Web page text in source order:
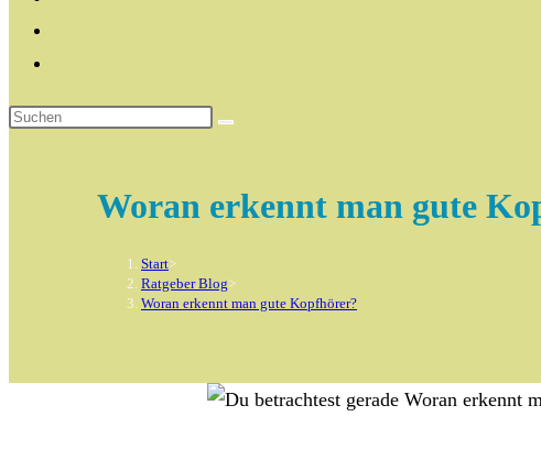
Woran erkennt man gute
Start>
Ratgeber Blog>
Woran erkennt man gute Kopfhörer?